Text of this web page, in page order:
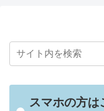
スマホの方は